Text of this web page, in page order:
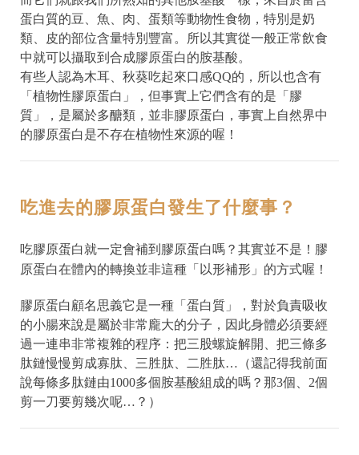
蛋白質的豆、魚、肉、蛋類等動物性食物，特別是奶
類、皮的部位含量特別豐富。所以其實從一般正常飲食
中就可以攝取到合成膠原蛋白的胺基酸。
有些人認為木耳、秋葵吃起來口感QQ的，所以也含有
「植物性膠原蛋白」，但事實上它們含有的是「膠
質」，是屬於多醣類，並非膠原蛋白，事實上自然界中
的膠原蛋白是不存在植物性來源的喔！
吃進去的膠原蛋白發生了什麼事？
吃膠原蛋白就一定會補到膠原蛋白嗎？其實並不是！膠
原蛋白在體內的轉換並非這種「以形補形」的方式喔！
膠原蛋白顧名思義它是一種「蛋白質」，對於負責吸收
的小腸來說是屬於非常龐大的分子，因此身體必須要經
過一連串非常複雜的程序：把三股螺旋解開、把三條多
肽鏈慢慢剪成寡肽、三胜肽、二胜肽…（還記得我前面
說每條多肽鏈由1000多個胺基酸組成的嗎？那3個、2個
剪一刀要剪幾次呢…？）